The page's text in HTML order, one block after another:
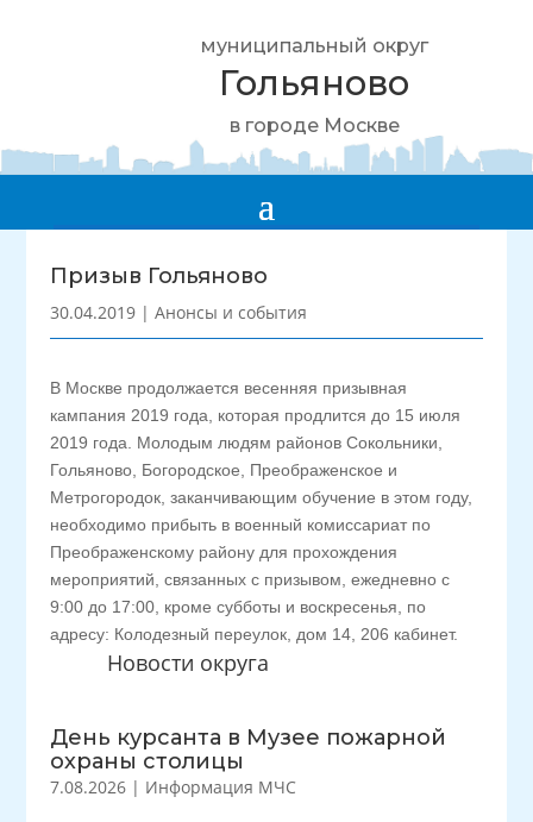
муниципальный округ
Гольяново
в городе Москве
Новости округа
День курсанта в Музее пожарной
охраны столицы
7.08.2026 | Информация МЧС
Призыв Гольяново
30.04.2019 |Анонсы и события
В Москве продолжается весенняя призывная
кампания 2019 года, которая продлится до 15 июля
2019 года. Молодым людям районов Сокольники,
Гольяново, Богородское, Преображенское и
Метрогородок, заканчивающим обучение в этом году,
необходимо прибыть в военный комиссариат по
Преображенскому району для прохождения
мероприятий, связанных с призывом, ежедневно с
9:00 до 17:00, кроме субботы и воскресенья, по
адресу: Колодезный переулок, дом 14, 206 кабинет.